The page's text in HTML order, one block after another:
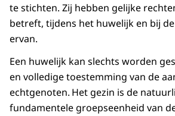
te stichten. Zij hebben gelijke
betreft, tijdens het huwelijk en bij
ervan.
Een huwelijk kan slechts worden
en volledige toestemming van de
echtgenoten. Het gezin is de
fundamentele groepseenheid van